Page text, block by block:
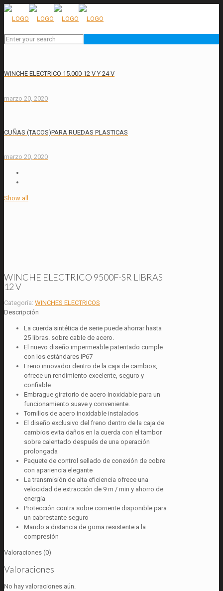
WINCHE ELECTRICO 15.000 12 V Y 24 V
marzo 20, 2020
CUÑAS (TACOS)PARA RUEDAS PLASTICAS
marzo 20, 2020
Show all
WINCHE ELECTRICO 9500F-SR LIBRAS
12 V
Categoría: WINCHES ELECTRICOS
Descripción
La cuerda sintética de serie puede ahorrar hasta
25 libras. sobre cable de acero.
El nuevo diseño impermeable patentado cumple
con los estándares IP67
Freno innovador dentro de la caja de cambios,
ofrece un rendimiento excelente, seguro y
confiable
Embrague giratorio de acero inoxidable para un
funcionamiento suave y conveniente.
Tornillos de acero inoxidable instalados
El diseño exclusivo del freno dentro de la caja de
cambios evita daños en la cuerda con el tambor
sobre calentado después de una operación
prolongada
Paquete de control sellado de conexión de cobre
con apariencia elegante
La transmisión de alta eficiencia ofrece una
velocidad de extracción de 9 m / min y ahorro de
energía
Protección contra sobre corriente disponible para
un cabrestante seguro
Mando a distancia de goma resistente a la
compresión
Valoraciones (0)
Valoraciones
No hay valoraciones aún.